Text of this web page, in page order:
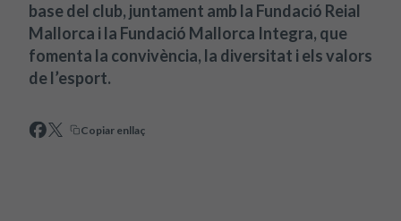
base del club, juntament amb la Fundació Reial
Mallorca i la Fundació Mallorca Integra, que
fomenta la convivència, la diversitat i els valors
de l’esport.
Copiar enllaç